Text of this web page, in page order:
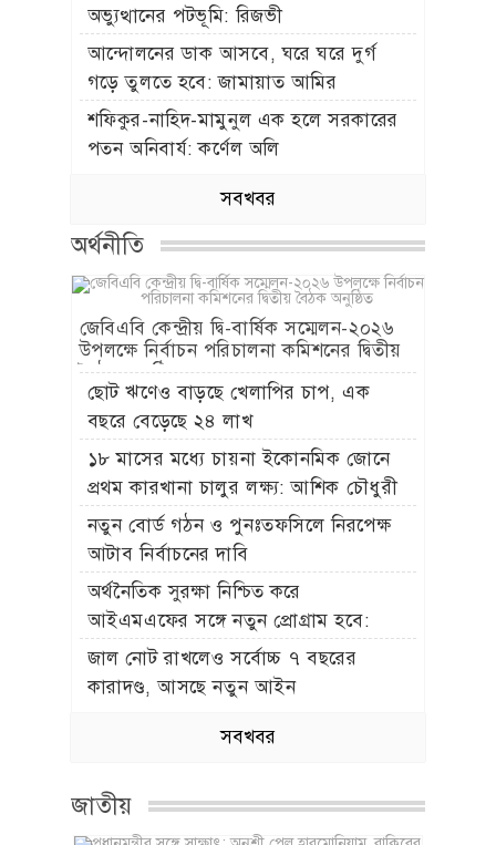
অভ্যুত্থানের পটভূমি: রিজভী
আন্দোলনের ডাক আসবে, ঘরে ঘরে দুর্গ
গড়ে তুলতে হবে: জামায়াত আমির
শফিকুর-নাহিদ-মামুনুল এক হলে সরকারের
পতন অনিবার্য: কর্ণেল অলি
সবখবর
অর্থনীতি
জেবিএবি কেন্দ্রীয় দ্বি-বার্ষিক সম্মেলন-২০২৬
উপলক্ষে নির্বাচন পরিচালনা কমিশনের দ্বিতীয়
বৈঠক অনুষ্ঠিত
ছোট ঋণেও বাড়ছে খেলাপির চাপ, এক
বছরে বেড়েছে ২৪ লাখ
১৮ মাসের মধ্যে চায়না ইকোনমিক জোনে
প্রথম কারখানা চালুর লক্ষ্য: আশিক চৌধুরী
নতুন বোর্ড গঠন ও পুনঃতফসিলে নিরপেক্ষ
আটাব নির্বাচনের দাবি
অর্থনৈতিক সুরক্ষা নিশ্চিত করে
আইএমএফের সঙ্গে নতুন প্রোগ্রাম হবে:
অর্থমন্ত্রী
জাল নোট রাখলেও সর্বোচ্চ ৭ বছরের
কারাদণ্ড, আসছে নতুন আইন
সবখবর
জাতীয়